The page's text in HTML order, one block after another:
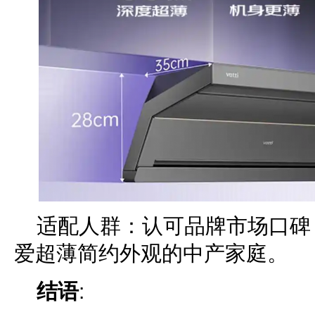
适配人群：认可品牌市场口
爱超薄简约外观的中产家庭。
结语: